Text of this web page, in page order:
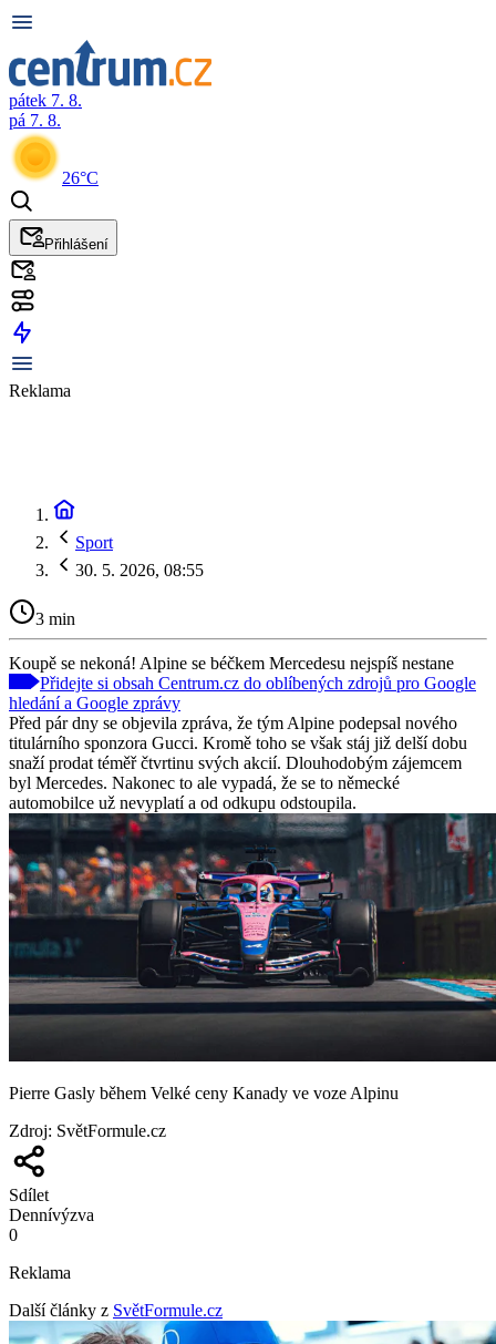
pátek 7. 8.
pá 7. 8.
26°C
Přihlášení
Reklama
Sport
30. 5. 2026, 08:55
3 min
Koupě se nekoná! Alpine se béčkem Mercedesu nejspíš nestane
Přidejte si obsah Centrum.cz do oblíbených zdrojů pro Google
hledání a Google zprávy
Před pár dny se objevila zpráva, že tým Alpine podepsal nového
titulárního sponzora Gucci. Kromě toho se však stáj již delší dobu
snaží prodat téměř čtvrtinu svých akcií. Dlouhodobým zájemcem
byl Mercedes. Nakonec to ale vypadá, že se to německé
automobilce už nevyplatí a od odkupu odstoupila.
Pierre Gasly během Velké ceny Kanady ve voze Alpinu
Zdroj: SvětFormule.cz
Sdílet
Dennívýzva
0
Reklama
Další články z SvětFormule.cz